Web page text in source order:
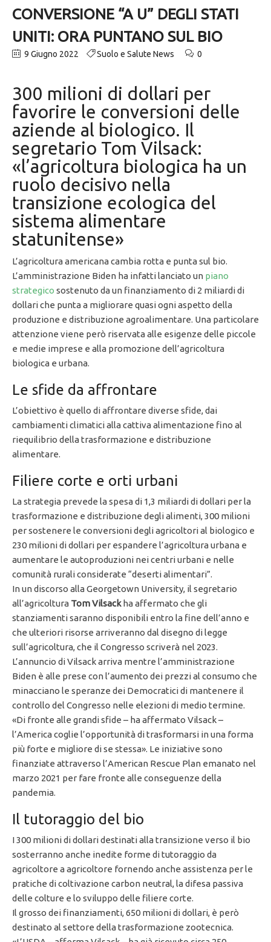
CONVERSIONE “A U” DEGLI STATI
UNITI: ORA PUNTANO SUL BIO
9 Giugno 2022 Suolo e Salute News 0
300 milioni di dollari per
favorire le conversioni delle
aziende al biologico. Il
segretario Tom Vilsack:
«l’agricoltura biologica ha un
ruolo decisivo nella
transizione ecologica del
sistema alimentare
statunitense»
L’agricoltura americana cambia rotta e punta sul bio.
L’amministrazione Biden ha infatti lanciato un piano
strategico sostenuto da un finanziamento di 2 miliardi di
dollari che punta a migliorare quasi ogni aspetto della
produzione e distribuzione agroalimentare. Una particolare
attenzione viene però riservata alle esigenze delle piccole
e medie imprese e alla promozione dell’agricoltura
biologica e urbana.
Le sfide da affrontare
L’obiettivo è quello di affrontare diverse sfide, dai
cambiamenti climatici alla cattiva alimentazione fino al
riequilibrio della trasformazione e distribuzione
alimentare.
Filiere corte e orti urbani
La strategia prevede la spesa di 1,3 miliardi di dollari per la
trasformazione e distribuzione degli alimenti, 300 milioni
per sostenere le conversioni degli agricoltori al biologico e
230 milioni di dollari per espandere l’agricoltura urbana e
aumentare le autoproduzioni nei centri urbani e nelle
comunità rurali considerate “deserti alimentari”.
In un discorso alla Georgetown University, il segretario
all’agricoltura Tom Vilsackha affermato che gli
stanziamenti saranno disponibili entro la fine dell’anno e
che ulteriori risorse arriveranno dal disegno di legge
sull’agricoltura, che il Congresso scriverà nel 2023.
L’annuncio di Vilsack arriva mentre l’amministrazione
Biden è alle prese con l’aumento dei prezzi al consumo che
minacciano le speranze dei Democratici di mantenere il
controllo del Congresso nelle elezioni di medio termine.
«Di fronte alle grandi sfide – ha affermato Vilsack –
l’America coglie l’opportunità di trasformarsi in una forma
più forte e migliore di se stessa». Le iniziative sono
finanziate attraverso l’American Rescue Plan emanato nel
marzo 2021 per fare fronte alle conseguenze della
pandemia.
Il tutoraggio del bio
I 300 milioni di dollari destinati alla transizione verso il bio
sosterranno anche inedite forme di tutoraggio da
agricoltore a agricoltore fornendo anche assistenza per le
pratiche di coltivazione carbon neutral, la difesa passiva
delle colture e lo sviluppo delle filiere corte.
Il grosso dei finanziamenti, 650 milioni di dollari, è però
destinato al settore della trasformazione zootecnica.